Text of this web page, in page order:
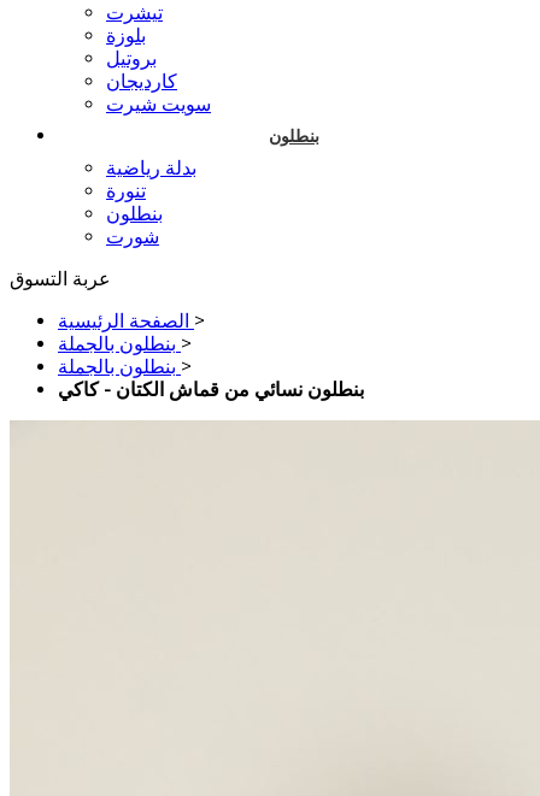
تيشرت
بلوزة
بروتيل
كارديجان
سويت شيرت
بنطلون
بدلة رياضية
تنورة
بنطلون
شورت
عربة التسوق
الصفحة الرئيسية >
بنطلون بالجملة >
بنطلون بالجملة >
بنطلون نسائي من قماش الكتان - كاكي